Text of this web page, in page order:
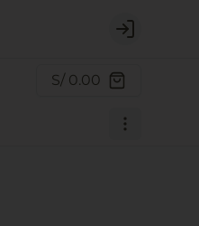
Login
S/ 0.00